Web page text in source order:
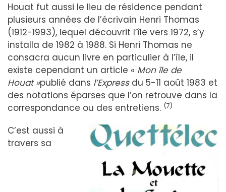
Houat fut aussi le lieu de résidence pendant
plusieurs années de l’écrivain Henri Thomas
(1912-1993), lequel découvrit l’île vers 1972, s’y
installa de 1982 à 1988. Si Henri Thomas ne
consacra aucun livre en particulier à l’île, il
existe cependant un article « Mon île de
Houat »publié dans l’Expressdu 5-11 août 1983 et
des notations éparses que l’on retrouve dans la
correspondance ou des entretiens. (7)
C’est aussi à
travers sa